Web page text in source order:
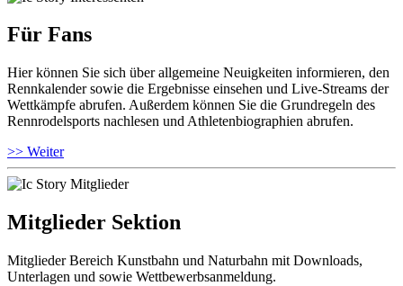
Für Fans
Hier können Sie sich über allgemeine Neuigkeiten informieren, den
Rennkalender sowie die Ergebnisse einsehen und Live-Streams der
Wettkämpfe abrufen. Außerdem können Sie die Grundregeln des
Rennrodelsports nachlesen und Athletenbiographien abrufen.
>> Weiter
Mitglieder Sektion
Mitglieder Bereich Kunstbahn und Naturbahn mit Downloads,
Unterlagen und sowie Wettbewerbsanmeldung.